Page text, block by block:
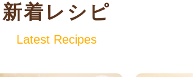
新着レシピ
Latest Recipes